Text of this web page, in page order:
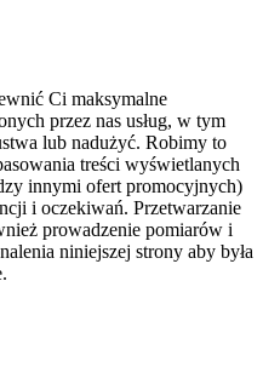
Ci maksymalne
przez nas usług, w tym
lub nadużyć. Robimy to
treści wyświetlanych
innymi ofert promocyjnych)
i oczekiwań. Przetwarzanie
prowadzenie pomiarów i
niniejszej strony aby była